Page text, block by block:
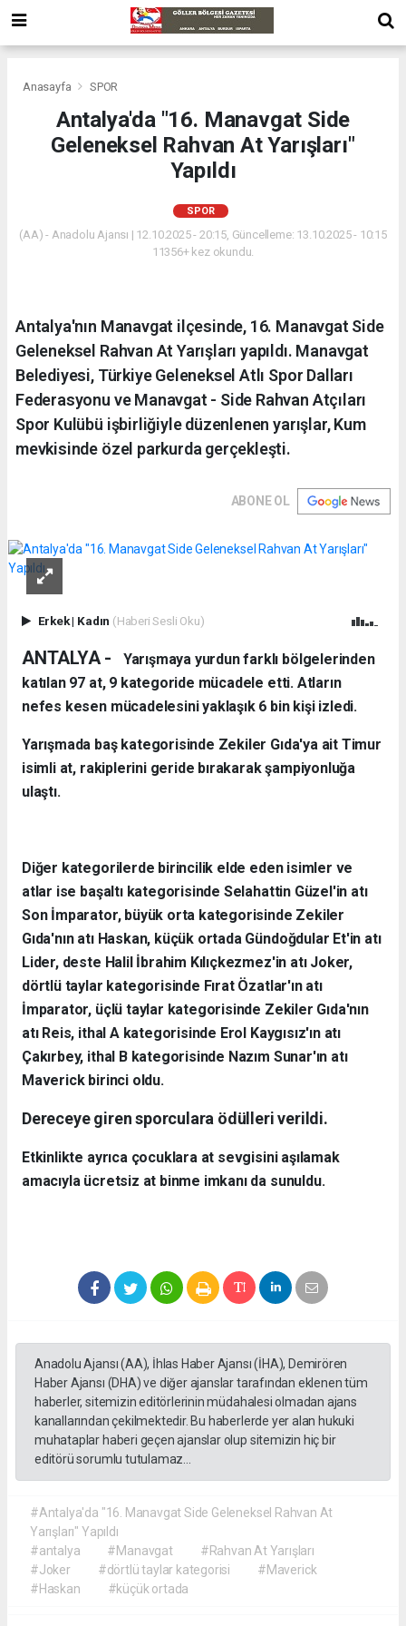
Anasayfa SPOR
Antalya'da "16. Manavgat Side
Geleneksel Rahvan At Yarışları"
Yapıldı
SPOR
(AA) - Anadolu Ajansı | 12.10.2025 - 20:15, Güncelleme: 13.10.2025 - 10:15
11356+ kez okundu.
Antalya'nın Manavgat ilçesinde, 16. Manavgat Side
Geleneksel Rahvan At Yarışları yapıldı. Manavgat
Belediyesi, Türkiye Geleneksel Atlı Spor Dalları
Federasyonu ve Manavgat - Side Rahvan Atçıları
Spor Kulübü işbirliğiyle düzenlenen yarışlar, Kum
mevkisinde özel parkurda gerçekleşti.
ABONE OL
Erkek| Kadın (Haberi Sesli Oku)
ANTALYA -
Yarışmaya yurdun farklı bölgelerinden
katılan 97 at, 9 kategoride mücadele etti. Atların
nefes kesen mücadelesini yaklaşık 6 bin kişi izledi.
Yarışmada baş kategorisinde Zekiler Gıda'ya ait Timur
isimli at, rakiplerini geride bırakarak şampiyonluğa
ulaştı.
Diğer kategorilerde birincilik elde eden isimler ve
atlar ise başaltı kategorisinde Selahattin Güzel'in atı
Son İmparator, büyük orta kategorisinde Zekiler
Gıda'nın atı Haskan, küçük ortada Gündoğdular Et'in atı
Lider, deste Halil İbrahim Kılıçkezmez'in atı Joker,
dörtlü taylar kategorisinde Fırat Özatlar'ın atı
İmparator, üçlü taylar kategorisinde Zekiler Gıda'nın
atı Reis, ithal A kategorisinde Erol Kaygısız'ın atı
Çakırbey, ithal B kategorisinde Nazım Sunar'ın atı
Maverick birinci oldu.
Dereceye giren sporculara ödülleri verildi.
Etkinlikte ayrıca çocuklara at sevgisini aşılamak
amacıyla ücretsiz at binme imkanı da sunuldu.
Anadolu Ajansı (AA), İhlas Haber Ajansı (İHA), Demirören
Haber Ajansı (DHA) ve diğer ajanslar tarafından eklenen tüm
haberler, sitemizin editörlerinin müdahalesi olmadan ajans
kanallarından çekilmektedir. Bu haberlerde yer alan hukuki
muhataplar haberi geçen ajanslar olup sitemizin hiç bir
editörü sorumlu tutulamaz...
#Antalya'da "16. Manavgat Side Geleneksel Rahvan At
Yarışları" Yapıldı
#antalya
#Manavgat
#Rahvan At Yarışları
#Joker
#dörtlü taylar kategorisi
#Maverick
#Haskan
#küçük ortada